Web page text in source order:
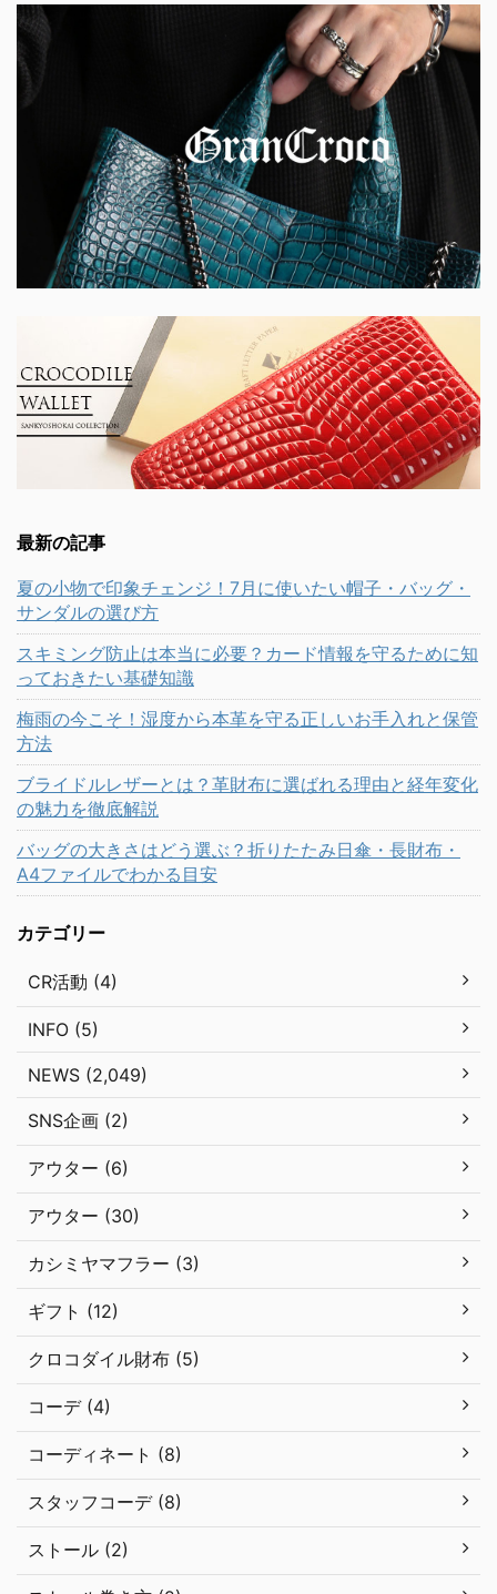
最新の記事
夏の小物で印象チェンジ！7月に使いたい帽子・バッグ・
サンダルの選び方
スキミング防止は本当に必要？カード情報を守るために知
っておきたい基礎知識
梅雨の今こそ！湿度から本革を守る正しいお手入れと保管
方法
ブライドルレザーとは？革財布に選ばれる理由と経年変化
の魅力を徹底解説
バッグの大きさはどう選ぶ？折りたたみ日傘・長財布・
A4ファイルでわかる目安
カテゴリー
CR活動 (4)
INFO (5)
NEWS (2,049)
SNS企画 (2)
アウター (6)
アウター (30)
カシミヤマフラー (3)
ギフト (12)
クロコダイル財布 (5)
コーデ (4)
コーディネート (8)
スタッフコーデ (8)
ストール (2)